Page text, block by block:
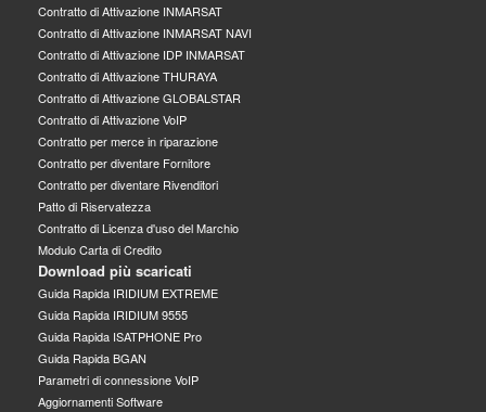
Contratto di Attivazione INMARSAT
Contratto di Attivazione INMARSAT NAVI
Contratto di Attivazione IDP INMARSAT
Contratto di Attivazione THURAYA
Contratto di Attivazione GLOBALSTAR
Contratto di Attivazione VoIP
Contratto per merce in riparazione
Contratto per diventare Fornitore
Contratto per diventare Rivenditori
Patto di Riservatezza
Contratto di Licenza d'uso del Marchio
Modulo Carta di Credito
Download più scaricati
Guida Rapida IRIDIUM EXTREME
Guida Rapida IRIDIUM 9555
Guida Rapida ISATPHONE Pro
Guida Rapida BGAN
Parametri di connessione VoIP
Aggiornamenti Software